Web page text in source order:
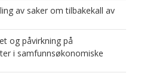
av saker om tilbakekall av
og påvirkning på
i samfunnsøkonomiske